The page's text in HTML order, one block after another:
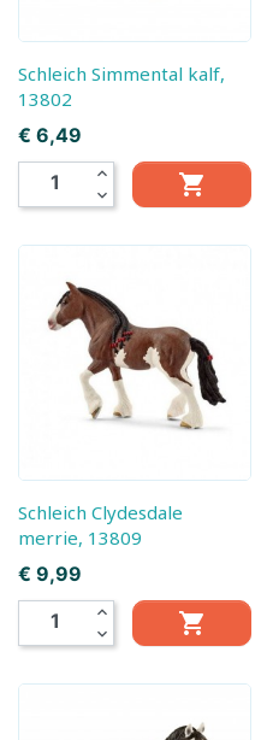
Schleich Simmental kalf,
13802
Prijs
€ 6,49
expand_less
expand_more

Schleich Clydesdale
merrie, 13809
Prijs
€ 9,99
expand_less
expand_more
